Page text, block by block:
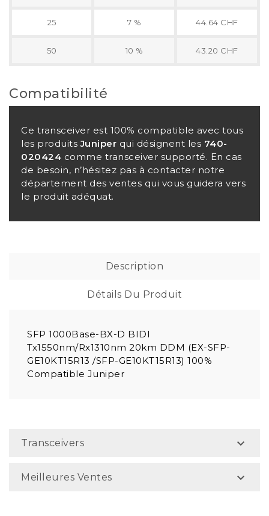
25 7 % 44.64 CHF
50 10 % 43.20 CHF
Compatibilité
Ce transceiver est 100% compatible avec tous
les produitsJuniper qui désignent les 740-
020424 comme transceiver supporté. En cas
de besoin, n’hésitez pas à contacter notre
département des ventes qui vous guidera vers
le produit adéquat.
Description
Détails Du Produit
SFP 1000Base-BX-D BIDI
Tx1550nm/Rx1310nm 20km DDM (EX-SFP-
GE10KT15R13 /SFP-GE10KT15R13) 100%
Compatible Juniper
Transceivers 
Meilleures Ventes 